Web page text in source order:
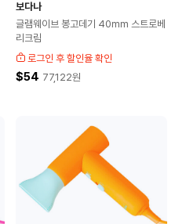
보다나
글램웨이브 봉고데기 40mm 스트로베
리크림
로그인 후 할인율 확인
$54 77,122원